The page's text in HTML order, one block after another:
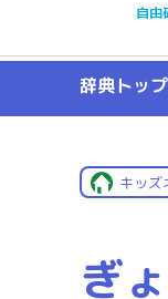
自由
辞典トップ
キッズ
ぎ